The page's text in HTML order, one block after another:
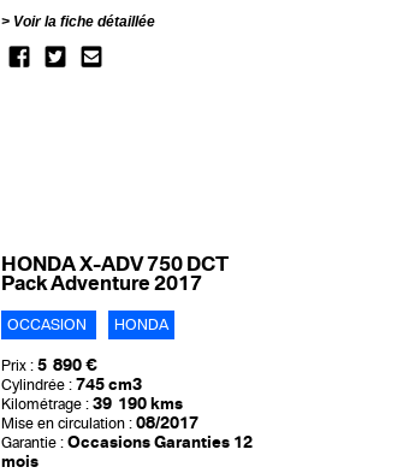
Voir la fiche détaillée
HONDA X-ADV 750 DCT
Pack Adventure 2017
OCCASION HONDA
Prix : 5 890 €
Cylindrée : 745 cm3
Kilométrage : 39 190 kms
Mise en circulation : 08/2017
Garantie : Occasions Garanties 12
mois